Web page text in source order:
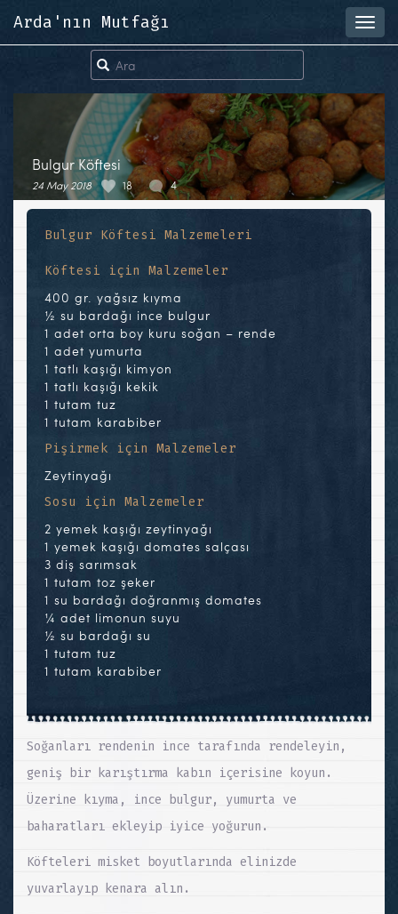
Arda'nın Mutfağı
Bulgur Köftesi
24 May 2018 18 4
Bulgur Köftesi Malzemeleri
Köftesi için Malzemeler
400 gr. yağsız kıyma
½ su bardağı ince bulgur
1 adet orta boy kuru soğan – rende
1 adet yumurta
1 tatlı kaşığı kimyon
1 tatlı kaşığı kekik
1 tutam tuz
1 tutam karabiber
Pişirmek için Malzemeler
Zeytinyağı
Sosu için Malzemeler
2 yemek kaşığı zeytinyağı
1 yemek kaşığı domates salçası
3 diş sarımsak
1 tutam toz şeker
1 su bardağı doğranmış domates
¼ adet limonun suyu
½ su bardağı su
1 tutam tuz
1 tutam karabiber
Soğanları rendenin ince tarafında rendeleyin,
geniş bir karıştırma kabın içerisine koyun.
Üzerine kıyma, ince bulgur, yumurta ve
baharatları ekleyip iyice yoğurun.
Köfteleri misket boyutlarında elinizde
yuvarlayıp kenara alın.